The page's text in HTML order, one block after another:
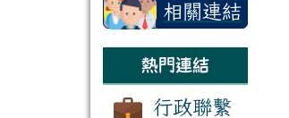
相關連結
熱門連結
行政聯繫